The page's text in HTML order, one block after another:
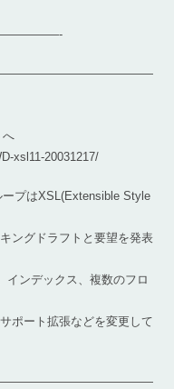
へ
xsl11-20031217/
プはXSL(Extensible Style
ングドラフトと要望を発表
ンデックス、複数のフロ
ポート拡張などを変更して